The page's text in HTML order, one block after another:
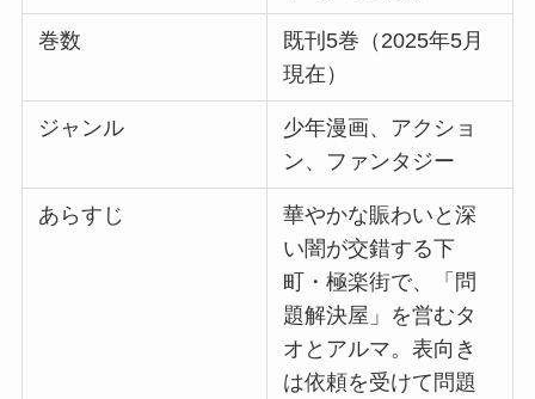
巻数
既刊5巻（2025年5月
現在）
ジャンル
少年漫画、アクショ
ン、ファンタジー
あらすじ
華やかな賑わいと深
い闇が交錯する下
町・極楽街で、「問
題解決屋」を営むタ
オとアルマ。表向き
は依頼を受けて問題